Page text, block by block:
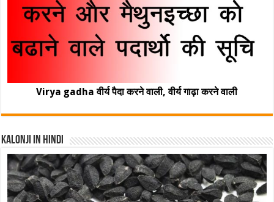
Virya gadha वीर्य पैदा करने वाली, वीर्य गाढ़ा करने वाली
Kalonji In Hindi